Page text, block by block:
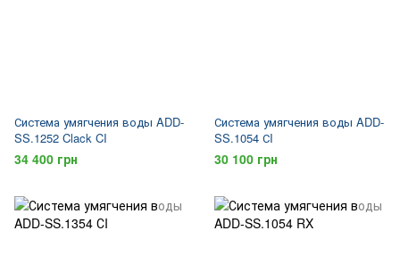
Система умягчения воды ADD-
SS.1252 Clack CI
34 400 грн
Система умягчения воды ADD-
SS.1054 СI
30 100 грн